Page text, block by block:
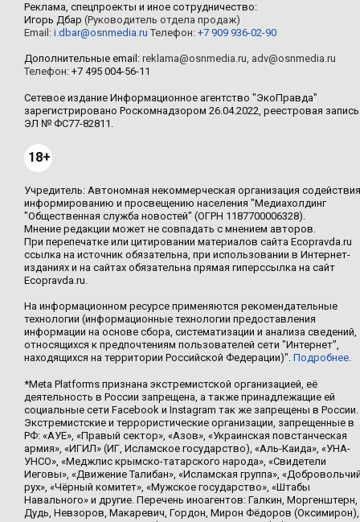
Реклама, спецпроекты и иное сотрудничество:
Игорь Дбар (Руководитель отдела продаж)
Email: i.dbar@osnmedia.ru Телефон: +7 909 936-02-90
Дополнительные email: reklama@osnmedia.ru, adv@osnmedia.ru
Телефон: +7 495 004-56-11
Сетевое издание Информационное агентство "ЭкоПравда"
зарегистрировано Роскомнадзором 26.04.2022, реестровая запись
ЭЛ № ФС77-82811.
18+
Учредитель: Автономная некоммерческая организация содействия
информированию и просвещению населения "Медиахолдинг
"Общественная служба новостей" (ОГРН 1187700006328).
Мнение редакции может не совпадать с мнением авторов.
При перепечатке или цитировании материалов сайта Ecopravda.ru
ссылка на источник обязательна, при использовании в Интернет-
изданиях и на сайтах обязательна прямая гиперссылка на сайт
Ecopravda.ru.
На информационном ресурсе применяются рекомендательные
технологии (информационные технологии предоставления
информации на основе сбора, систематизации и анализа сведений,
относящихся к предпочтениям пользователей сети "Интернет",
находящихся на территории Российской Федерации)". Подробнее.
*Meta Platforms признана экстремистской организацией, её
деятельность в России запрещена, а также принадлежащие ей
социальные сети Facebook и Instagram так же запрещены в России.
Экстремистские и террористические организации, запрещенные в
РФ: «АУЕ», «Правый сектор», «Азов», «Украинская повстанческая
армия», «ИГИЛ» (ИГ, Исламское государство), «Аль-Каида», «УНА-
УНСО», «Меджлис крымско-татарского народа», «Свидетели
Иеговы», «Движение Талибан», «Исламская группа»,
рух», «Чёрный комитет», «Мужское государство», «Штабы
Навального» и другие. Перечень иноагентов: Галкин, Моргенштерн,
Дудь, Невзоров, Макаревич, Гордон, Мирон Фёдоров (Оксимирон),